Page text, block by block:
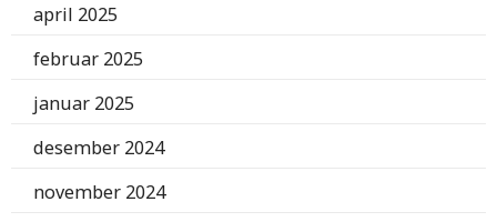
april 2025
februar 2025
januar 2025
desember 2024
november 2024